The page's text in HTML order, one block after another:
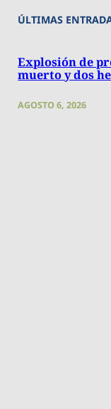
ÚLTIMAS
Explosión de
muerto y dos
AGOSTO 6, 2026